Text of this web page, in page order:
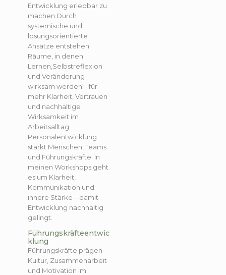
Entwicklung erlebbar zu
machen.Durch
systemische und
lösungsorientierte
Ansätze entstehen
Räume, in denen
Lernen,Selbstreflexion
und Veränderung
wirksam werden – für
mehr Klarheit, Vertrauen
und nachhaltige
Wirksamkeit im
Arbeitsalltag.
Personalentwicklung
stärkt Menschen, Teams
und Führungskräfte. In
meinen Workshops geht
es um Klarheit,
Kommunikation und
innere Stärke – damit
Entwicklung nachhaltig
gelingt.
Führungskräfteentwic
klung
Führungskräfte prägen
Kultur, Zusammenarbeit
und Motivation im